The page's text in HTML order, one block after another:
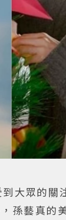
大眾的關
孫藝真的